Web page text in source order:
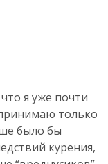
я уже почти
только
было бы
курения,